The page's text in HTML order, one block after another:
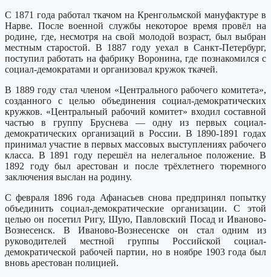
С 1871 года работал ткачом на Кренгольмской мануфактуре в
Нарве. После военной службы некоторое время провёл на
родине, где, несмотря на свой молодой возраст, был выбран
местным старостой. В 1887 году уехал в Санкт-Петербург,
поступил работать на фабрику Воронина, где познакомился с
социал-демократами и организовал кружок ткачей.
В 1889 году стал членом «Центрального рабочего комитета»,
созданного с целью объединения социал-демократических
кружков. «Центральный рабочий комитет» входил составной
частью в группу Бруснева — одну из первых социал-
демократических организаций в России. В 1890-1891 годах
принимал участие в первых массовых выступлениях рабочего
класса. В 1891 году перешёл на нелегальное положение. В
1892 году был арестован и после трёхлетнего тюремного
заключения выслан на родину.
С февраля 1896 года Афанасьев снова предпринял попытку
объединить социал-демократические организации. С этой
целью он посетил Ригу, Шую, Павловский Посад и Иваново-
Вознесенск. В Иваново-Вознесенске он стал одним из
руководителей местной группы Российской социал-
демократической рабочей партии, но в ноябре 1903 года был
вновь арестован полицией.